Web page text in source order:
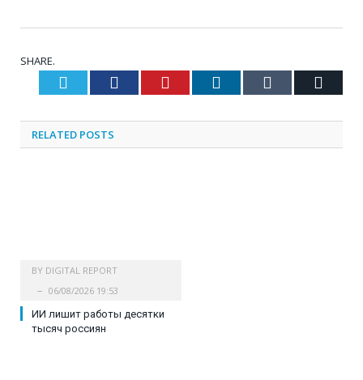
SHARE.
Twitter Facebook Pinterest LinkedIn Tumblr
RELATED POSTS
BY DIGITAL REPORT
06/08/2026 19:53
ИИ лишит работы десятки
тысяч россиян